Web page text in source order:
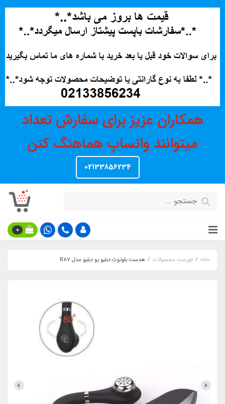
همکاران عزیز برای سفارش تعداد
میتوانند واتساپ هماهنگ کنن
02133856234
0
خانه فهرست محصولات هدست بلوتوث دبلیو یو دبلیو مدل R87